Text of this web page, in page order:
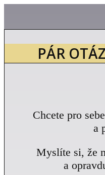
PÁR
Chcete pro
a
Myslíte si, že
a